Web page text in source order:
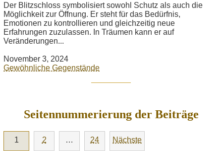
Der Blitzschloss symbolisiert sowohl Schutz als auch die
Möglichkeit zur Öffnung. Er steht für das Bedürfnis,
Emotionen zu kontrollieren und gleichzeitig neue
Erfahrungen zuzulassen. In Träumen kann er auf
Veränderungen...
November 3, 2024
Gewöhnliche Gegenstände
Seitennummerierung der Beiträge
1 2 … 24 Nächste